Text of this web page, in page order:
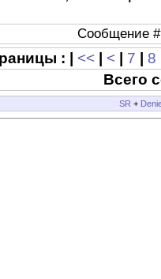
Сообщение
: | << < 7 8
Всего
SR +